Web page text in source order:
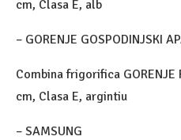
cm, Clasa E, alb
– GORENJE GOSPODINJSKI
Combina frigorifica
cm, Clasa E, argintiu
– SAMSUNG